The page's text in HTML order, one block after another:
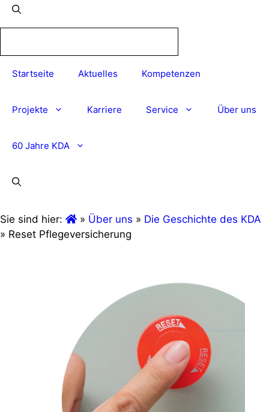
Startseite Aktuelles Kompetenzen
Projekte Karriere Service Über uns
60 Jahre KDA
Sie sind hier: » Über uns » Die Geschichte des KDA
» Reset Pflegeversicherung